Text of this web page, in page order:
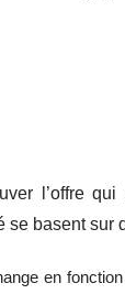
l’offre
se basent sur
en